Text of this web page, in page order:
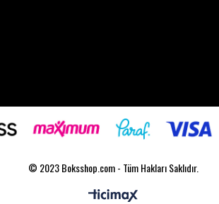
© 2023 Boksshop.com - Tüm Hakları Saklıdır.